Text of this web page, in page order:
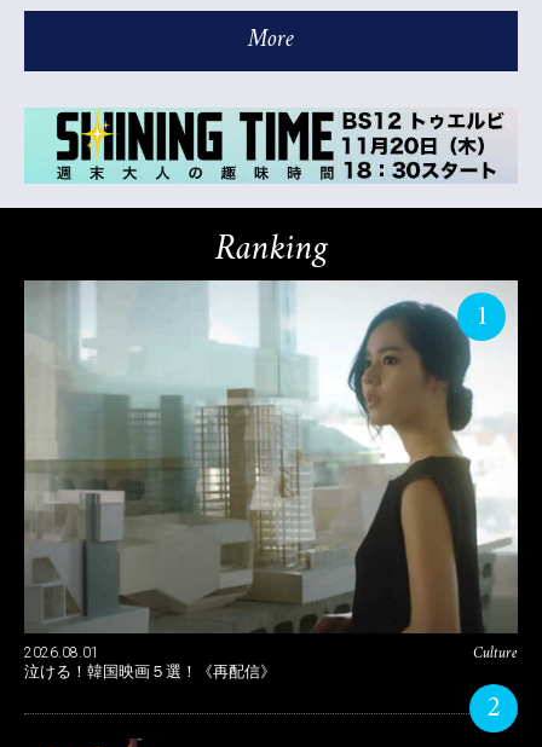
More
Ranking
1
Culture
2026.08.01
泣ける！韓国映画５選！《再配信》
2